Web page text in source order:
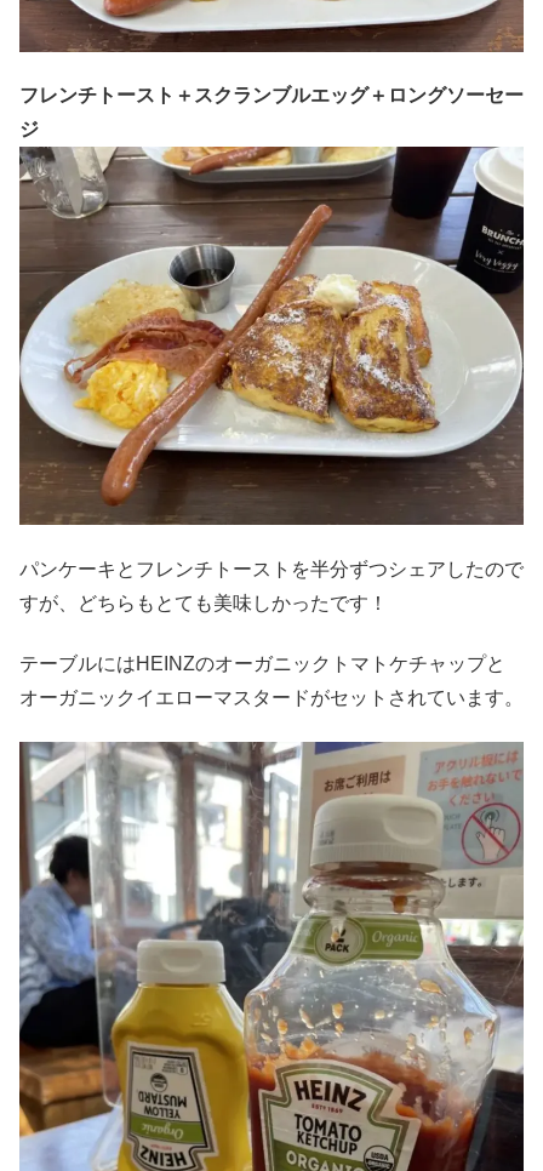
フレンチトースト＋スクランブルエッグ＋ロングソーセー
ジ
パンケーキとフレンチトーストを半分ずつシェアしたので
すが、どちらもとても美味しかったです！
テーブルにはHEINZのオーガニックトマトケチャップと
オーガニックイエローマスタードがセットされています。